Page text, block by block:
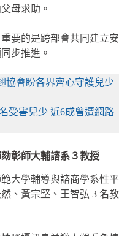
母求助。
要的是跨部會共同建立安
步推進。
協會盼各界齊心守護兒少
受害兒少 近6成曾遭網路
彰師大輔諮系３教授
大學輔導與諮商學系性平
、黃宗堅、王智弘 3 名教